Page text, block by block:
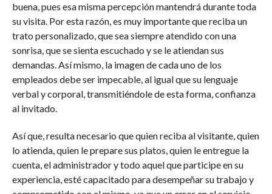
buena, pues esa misma percepción mantendrá durante toda
su visita. Por esta razón, es muy importante que reciba un
trato personalizado, que sea siempre atendido con una
sonrisa, que se sienta escuchado y se le atiendan sus
demandas. Así mismo, la imagen de cada uno de los
empleados debe ser impecable, al igual que su lenguaje
verbal y corporal, transmitiéndole de esta forma, confianza
al invitado.
Así que, resulta necesario que quien reciba al visitante, quien
lo atienda, quien le prepare sus platos, quien le entregue la
cuenta, el administrador y todo aquel que participe en su
experiencia, esté capacitado para desempeñar su trabajo y